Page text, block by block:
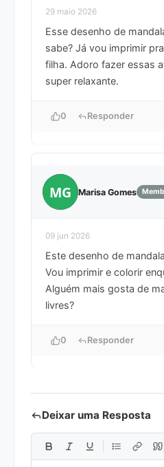
29 maio 2026
Esse desenho de
sabe? Já vou imprimir
filha. Adoro fazer essas
super relaxante.
0 Responder
MG Marisa Gomes
09 jun 2026
Este desenho de
Vou imprimir e colorir
Alguém mais gosta de
livres?
0 Responder
Deixar uma Resposta